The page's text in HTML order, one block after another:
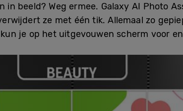
in beeld? Weg ermee. Galaxy AI Photo
ze met één tik. Allemaal zo
kun je op het uitgevouwen scherm voor